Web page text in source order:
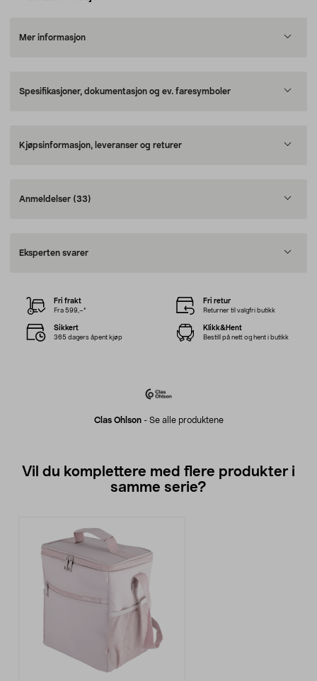
Mer informasjon
Spesifikasjoner, dokumentasjon og ev. faresymboler
Kjøpsinformasjon, leveranser og returer
Anmeldelser (33)
Eksperten svarer
Clas Ohlson- Se alle produktene
Fri frakt
Fra 599,–*
Fri retur
Returner til valgfri butikk
Sikkert
365 dagers åpent kjøp
Klikk&Hent
Bestill på nett og hent i butikk
Vil du komplettere med flere produkter i
samme serie?